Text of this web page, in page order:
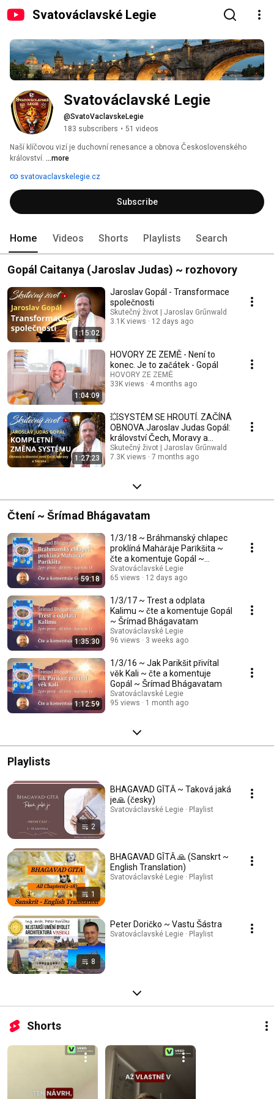
Svatováclavské Legie
Svatováclavské Legie
@SvatoVaclavskeLegie
183 subscribers • 51 videos
Naší klíčovou vizí je duchovní renesance a obnova Československého
království. ...more
svatovaclavskelegie.cz
Subscribe
Home Videos Shorts Playlists Search
Gopál Caitanya (Jaroslav Judas) ~ rozhovory
1:15:02
Jaroslav Gopál - Transformace
společnosti
Skutečný život | Jaroslav Grűnwald
3.1K views
12 days ago
1:04:09
HOVORY ZE ZEMĚ - Není to
konec. Je to začátek - Gopál
HOVORY ZE ZEMĚ
33K views
4 months ago
1:27:23
💥SYSTÉM SE HROUTÍ. ZAČÍNÁ
OBNOVA.Jaroslav Judas Gopál:
království Čech, Moravy a
Slezska
Skutečný život | Jaroslav Grűnwald
7.3K views
7 months ago
Čtení ~ Šrímad Bhágavatam
59:18
1/3/18 ~ Bráhmanský chlapec
proklíná Mahārāje Parīkšita ~
čte a komentuje Gopál ~
Šrímad Bhágavatam
Svatováclavské Legie
65 views
12 days ago
1:35:30
1/3/17 ~ Trest a odplata
Kalimu ~ čte a komentuje Gopál
~ Šrímad Bhágavatam
Svatováclavské Legie
96 views
3 weeks ago
1:12:59
1/3/16 ~ Jak Parikšit přivítal
věk Kali ~ čte a komentuje
Gopál ~ Šrímad Bhágavatam
Svatováclavské Legie
95 views
1 month ago
Playlists
2
BHAGAVAD GĪTĀ ~ Taková jaká
je🙏 (česky)
Svatováclavské Legie · Playlist
1
BHAGAVAD GĪTĀ 🙏 (Sanskrt ~
English Translation)
Svatováclavské Legie · Playlist
8
Peter Doričko ~ Vastu Šástra
Svatováclavské Legie · Playlist
Shorts